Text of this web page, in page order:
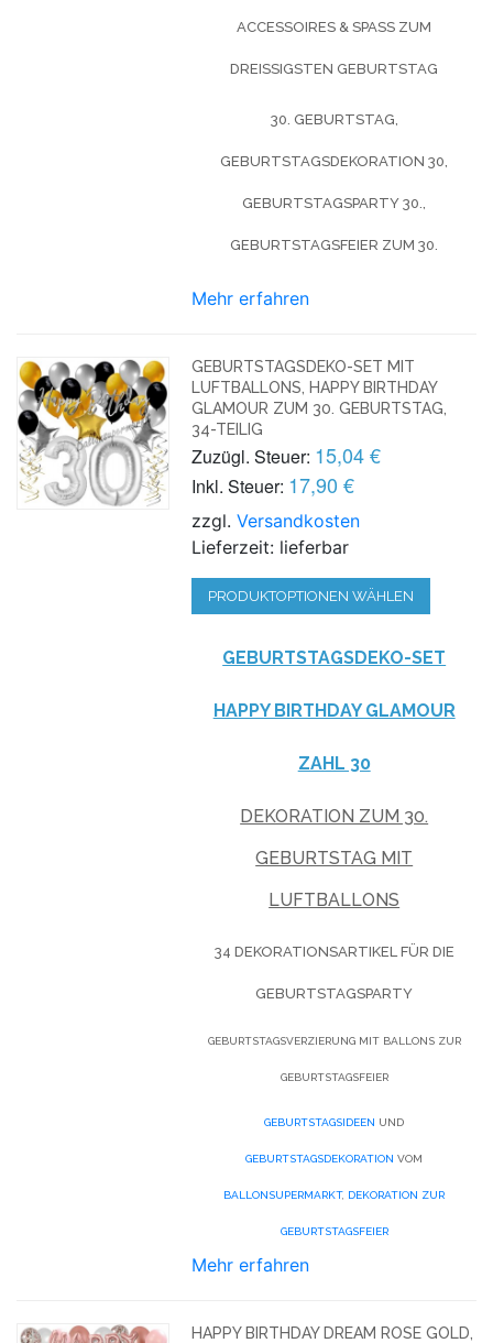
ACCESSOIRES & SPASS ZUM D
REISSIGSTEN GEBURTSTAG
30. GEBURTSTAG,
GEBURTSTAGSDEKORATION 30,
GEBURTSTAGSPARTY 30.,
GEBURTSTAGSFEIER ZUM 30.
Mehr erfahren
GEBURTSTAGSDEKO-SET MIT
LUFTBALLONS, HAPPY BIRTHDAY
GLAMOUR ZUM 30. GEBURTSTAG,
34-TEILIG
Zuzügl. Steuer: 15,04 €
Inkl. Steuer: 17,90 €
zzgl.Versandkosten
Lieferzeit: lieferbar
PRODUKTOPTIONEN WÄHLEN
GEBURTSTAGSDEKO-SET
HAPPY BIRTHDAY GLAMOUR
ZAHL 30
DEKORATION ZUM 30.
GEBURTSTAG MIT
LUFTBALLONS
34 DEKORATIONSARTIKEL FÜR DIE
GEBURTSTAGSPARTY
GEBURTSTAGSVERZIERUNG MIT BALLONS ZUR
GEBURTSTAGSFEIER
GEBURTSTAGSIDEEN UND
GEBURTSTAGSDEKORATION VOM
BALLONSUPERMARKT, DEKORATION ZUR
GEBURTSTAGSFEIER
Mehr erfahren
HAPPY BIRTHDAY DREAM ROSE GOLD,